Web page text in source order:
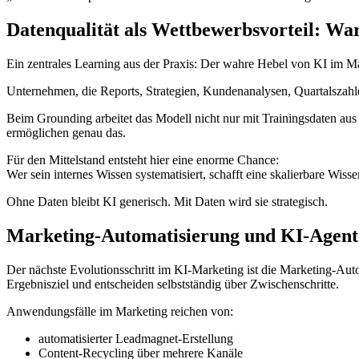
Datenqualität als Wettbewerbsvorteil:
Ein zentrales Learning aus der Praxis: Der wahre Hebel von KI im
Unternehmen, die Reports, Strategien, Kundenanalysen,
Beim Grounding arbeitet das Modell nicht nur mit Trainingsdaten
ermöglichen genau das.
Für den Mittelstand entsteht hier eine enorme Chance:
Wer sein internes Wissen systematisiert, schafft eine skalierbare
Ohne Daten bleibt KI generisch. Mit Daten wird sie strategisch.
Marketing-Automatisierung und KI-
Der nächste Evolutionsschritt im KI-Marketing ist die Marketing-
Ergebnisziel und entscheiden selbstständig über Zwischenschritte.
Anwendungsfälle im Marketing reichen von:
automatisierter Leadmagnet-Erstellung
Content-Recycling über mehrere Kanäle